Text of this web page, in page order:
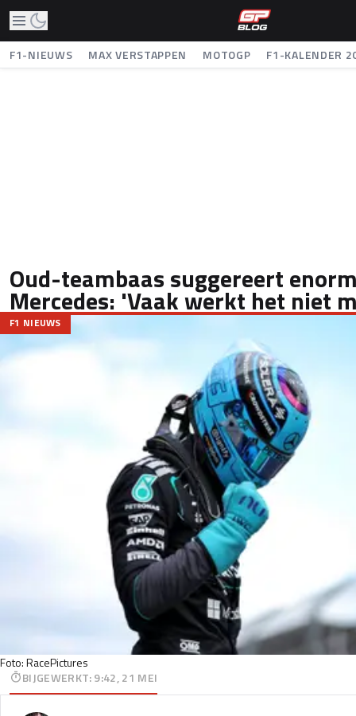
F1-NIEUWS MAX VERSTAPPEN MOTOGP F1-KALENDER
Oud-teambaas suggereert
Mercedes: 'Vaak werkt het niet
Foto: RacePictures
F1 NIEUWS
BIJGEWERKT:9:42, 21 MEI